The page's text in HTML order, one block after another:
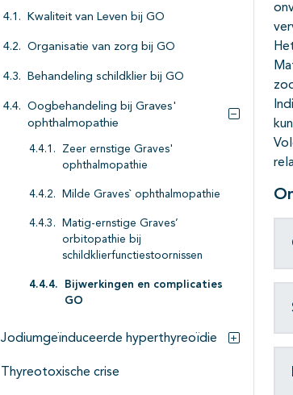
Kwaliteit van Leven bij GO
Organisatie van zorg bij GO
Behandeling schildklier bij GO
Oogbehandeling bij Graves'
ophthalmopathie
Zeer ernstige Graves'
ophthalmopathie
Milde Graves` ophthalmopathie
Matig-ernstige Graves’
orbitopathie bij
schildklierfunctiestoornissen
Bijwerkingen en complicaties
GO
Jodiumgeïnduceerde hyperthyreoïdie
Thyreotoxische crise